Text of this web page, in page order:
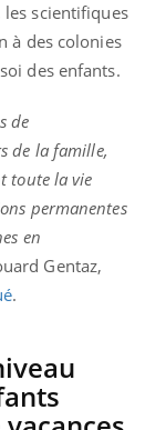
les scientifiques
à des colonies
des enfants.
de
de la famille,
toute la vie
permanentes
en
Gentaz,
.